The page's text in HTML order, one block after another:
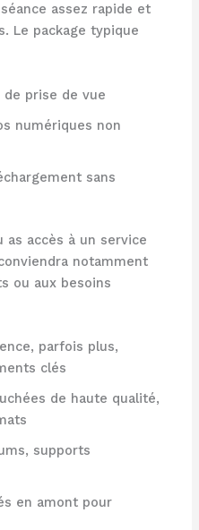
assez rapide et
Le package typique
prise de vue
numériques non
sans
as accès à un service
notamment
ou aux besoins
parfois plus,
clés
de haute qualité,
supports
en amont pour